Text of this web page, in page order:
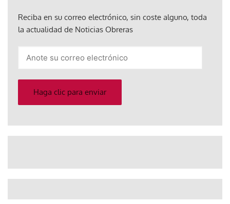
Reciba en su correo electrónico, sin coste alguno, toda
la actualidad de Noticias Obreras
electrónico
Haga clic para enviar